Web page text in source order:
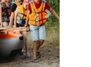
Next